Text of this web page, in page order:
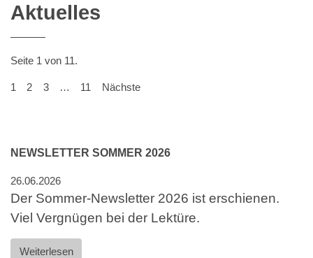
Aktuelles
Seite 1 von 11.
1 2 3 … 11 Nächste
NEWSLETTER SOMMER 2026
26.06.2026
Der Sommer-Newsletter 2026 ist erschienen.
Viel Vergnügen bei der Lektüre.
Weiterlesen